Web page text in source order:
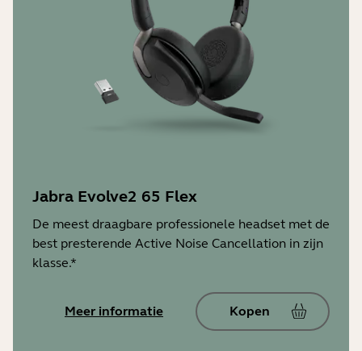
Jabra Evolve2 65 Flex
De meest draagbare professionele headset met de
best presterende Active Noise Cancellation in zijn
klasse.*
Meer informatie Kopen